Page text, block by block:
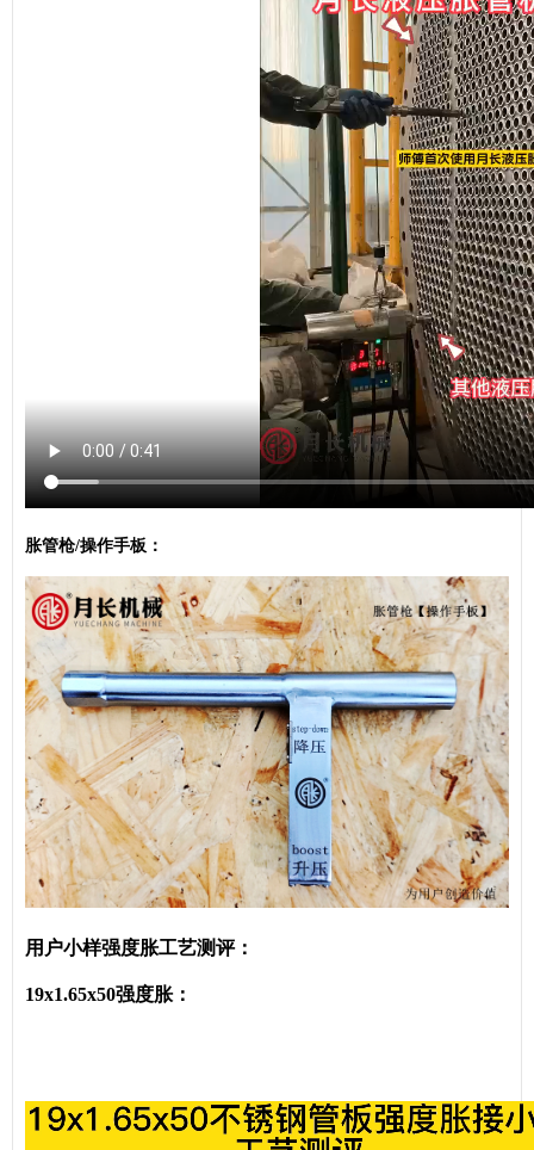
胀管枪/操作手板：
用户小样强度胀工艺测评：
19x1.65x50强度胀：